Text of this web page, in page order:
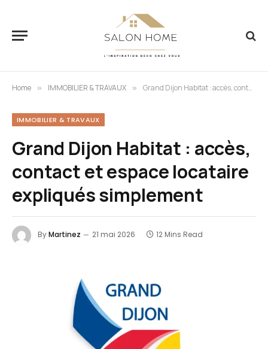
Home » IMMOBILIER & TRAVAUX » Grand Dijon Habitat : accès, contact et espace locataire expliqués simplement
IMMOBILIER & TRAVAUX
Grand Dijon Habitat : accès,
contact et espace locataire
expliqués simplement
ByMartinez 21 mai 2026 12 Mins Read